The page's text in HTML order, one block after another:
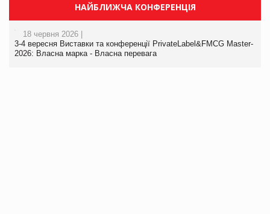
НАЙБЛИЖЧА КОНФЕРЕНЦІЯ
18 червня 2026 |
3-4 вересня Виставки та конференції PrivateLabel&FMCG Master-
2026: Власна марка - Власна перевага